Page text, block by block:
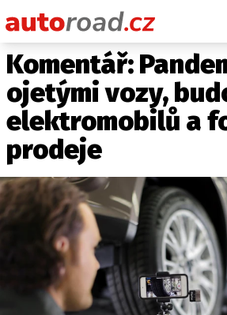
AUTA
TESTY AUT
NOVINKY
HISTORIE
ZAJÍMAVOSTI
TECHNIKA
EKONOMIKA
ČESKÝ TRH
TUNING
Komentář:
ojetými vozy,
elektromobilů a
prodeje